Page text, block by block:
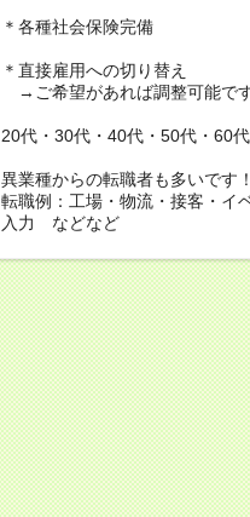
＊各種社会保険完備
＊直接雇用への切り替え
→ご希望があれば調整可能で
20代・30代・40代・50代・60
異業種からの転職者も多いです！
転職例：工場・物流・接客・イ
入力 などなど